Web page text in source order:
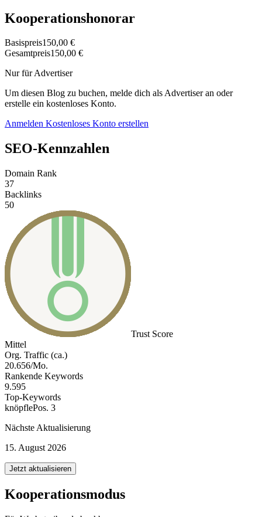
Kooperationshonorar
Basispreis150,00 €
Gesamtpreis150,00 €
Nur für Advertiser
Um diesen Blog zu buchen, melde dich als Advertiser an oder
erstelle ein kostenloses Konto.
Anmelden Kostenloses Konto erstellen
SEO-Kennzahlen
Domain Rank
37
Backlinks
50
Trust Score
Mittel
Org. Traffic (ca.)
20.656/Mo.
Rankende Keywords
9.595
Top-Keywords
knöpflePos. 3
Nächste Aktualisierung
15. August 2026
Jetzt aktualisieren
Kooperationsmodus